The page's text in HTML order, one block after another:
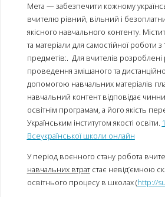
Мета — забезпечити кожному
вчителю рівний, вільний і
якісного навчального контенту.
та матеріали для самостійної роботи
предметів:. Для вчителів розроблені
проведення змішаного та
допомогою навчальних матеріалів
навчальний контент відповідає
освітнім програмам, а його якість
Українським інститутом якості освіти.
Всеукраїнської школи онлайн
У період воєнного стану робота
навчальних втратстає невід’ємною
освітнього процесу в школах (http://